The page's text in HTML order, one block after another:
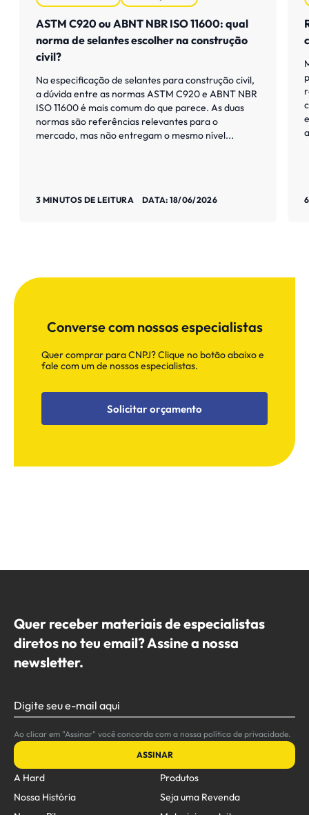
ASTM C920 ou ABNT NBR ISO 11600: qual
norma de selantes escolher na construção
civil?
Na especificação de selantes para construção civil,
a dúvida entre as normas ASTM C920 e ABNT NBR
ISO 11600 é mais comum do que parece. As duas
normas são referências relevantes para o
mercado, mas não entregam o mesmo nível...
3 MINUTOS DE LEITURA DATA: 18/06/2026
Converse com nossos especialistas
Quer comprar para CNPJ? Clique no botão abaixo e
fale com um de nossos especialistas.
Solicitar orçamento
Quer receber materiais de especialistas
diretos no teu email? Assine a nossa
newsletter.
Digite seu e-mail aqui
Ao clicar em "Assinar" você concorda com a nossa política de privacidade.
ASSINAR
A Hard
Nossa História
Produtos
Seja uma Revenda